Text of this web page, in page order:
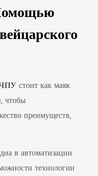
ЧПУстоит как маяк
чтобы
преимуществ,
в автоматизации
технологии